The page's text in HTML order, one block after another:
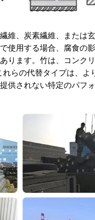
維、炭素繊維、または
使用する場合、腐食の
ります。竹は、コンク
らの代替タイプは、よ
供されない特定のパフ